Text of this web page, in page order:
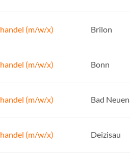
(m/w/x) Brilon
(m/w/x) Bonn
(m/w/x) Bad
(m/w/x) Deizisau